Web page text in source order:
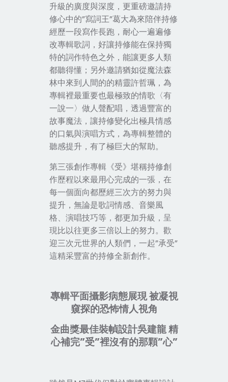
升級的廣度與深度，更重磅邀請持
修心中的”寫詞王”葛大為來陪伴持修
經歷一段寫作長跑，耐心一遍遍修
改專輯歌詞，好讓持修能在保持獨
特的詞作特色之外，能讓更多人類
都聽得懂；另外邀請猶如從魔法森
林中來到人間的的精靈許哲珮，為
專輯裡最重要也最極致的情歌 〈有
一說一〉 做人聲配唱，透過豐富的
故事魔法，讓持修變化出極具情感
的口氣與演唱方式，為專輯整體的
聽感提升，有了極巨大的幫助。
第三張創作專輯《受》 堪稱持修創
作歷程以來最用心完成的一張，在
每一個面向都歷經三次方的努力與
提升，無論是歌詞情感、音樂風
格、演唱技巧等，都更加升級，呈
現比以往更多三倍以上的努力。歡
迎三次元世界的人類們，一起”承受”
這精采豐富的持修全新創作。
專輯平面攝影病態展現 被凝視
窺探的恐怖情人視角
金曲獎最佳裝幀設計吳建龍 精
心補完”受”裡沒有的那顆”心”